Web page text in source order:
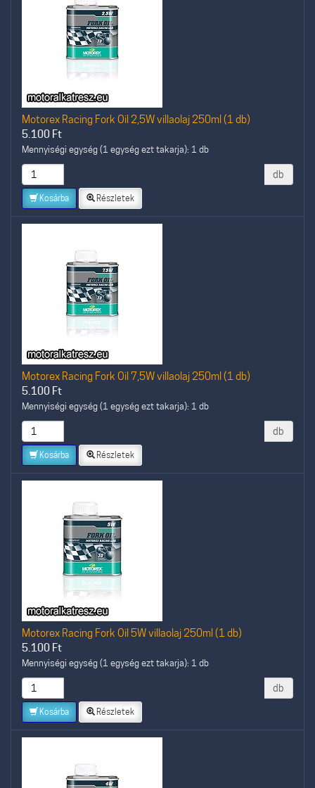
Motorex Racing Fork Oil 2,5W villaolaj 250ml (1 db)
5.100 Ft
Mennyiségi egység (1 egység ezt takarja): 1 db
db
Kosárba Részletek
Motorex Racing Fork Oil 7,5W villaolaj 250ml (1 db)
5.100 Ft
Mennyiségi egység (1 egység ezt takarja): 1 db
db
Kosárba Részletek
Motorex Racing Fork Oil 5W villaolaj 250ml (1 db)
5.100 Ft
Mennyiségi egység (1 egység ezt takarja): 1 db
db
Kosárba Részletek